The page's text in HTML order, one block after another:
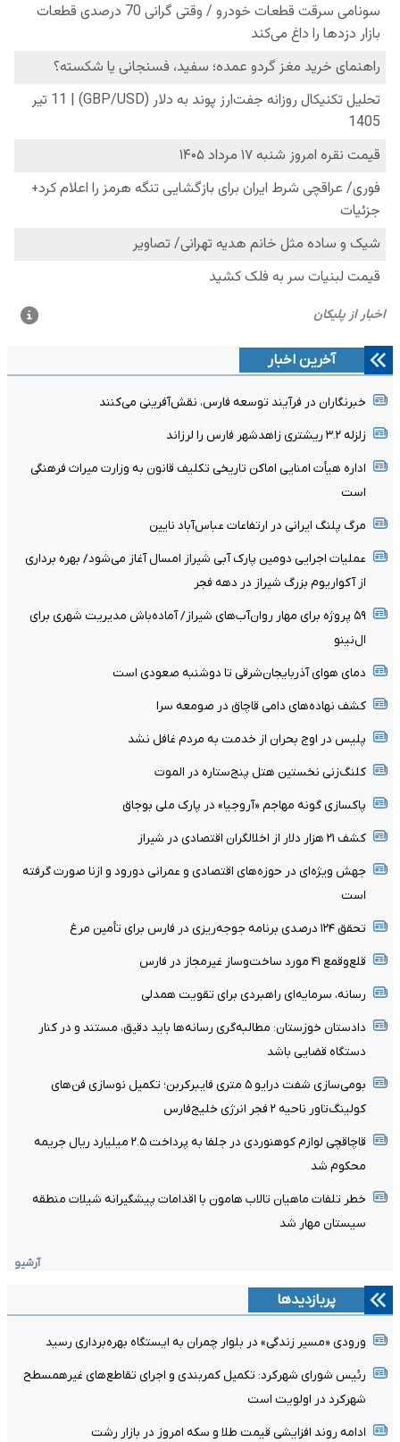
آخرین اخبار
خبرنگاران در فرآیند توسعه فارس، نقش‌آفرینی می‌کنند
زلزله ۳.۲ ریشتری زاهدشهر فارس را لرزاند
اداره هیأت امنایی اماکن تاریخی تکلیف قانون به وزارت میراث فرهنگی
است
مرگ پلنگ ایرانی در ارتفاعات عباس‌آباد نایین
عملیات اجرایی دومین پارک آبی شیراز امسال آغاز می‌شود/ بهره برداری
از آکواریوم بزرگ شیراز در دهه فجر
۵۹ پروژه برای مهار روان‌آب‌های شیراز/ آماده‌باش مدیریت شهری برای
ال‌نینو
دمای هوای آذربایجان‌شرقی تا دوشنبه صعودی است
کشف نهاده‌های دامی قاچاق در صومعه سرا
پلیس در اوج بحران از خدمت به مردم غافل نشد
کلنگ‌زنی نخستین هتل پنج‌ستاره در الموت
پاکسازی گونه مهاجم «آروجیا» در پارک ملی بوجاق
کشف ۲۱ هزار دلار از اخلالگران اقتصادی در شیراز
جهش ویژه‌ای در حوزه‌های اقتصادی و عمرانی دورود و ازنا صورت گرفته
است
تحقق ۱۲۴ درصدی برنامه جوجه‌ریزی در فارس برای تأمین مرغ
قلع‌وقمع ۴۱ مورد ساخت‌وساز غیرمجاز در فارس
رسانه، سرمایه‌ای راهبردی برای تقویت همدلی
دادستان خوزستان: مطالبه‌گری رسانه‌ها باید دقیق، مستند و در کنار
دستگاه قضایی باشد
بومی‌سازی شفت درایو ۵ متری فایبرکربن؛ تکمیل نوسازی فن‌های
کولینگ‌تاور ناحیه ۲ فجر انرژی خلیج‌فارس
قاچاقچی لوازم کوهنوردی در جلفا به پرداخت ۲.۵ میلیارد ریال جریمه
محکوم شد
خطر تلفات ماهیان تالاب هامون با اقدامات پیشگیرانه شیلات منطقه
سیستان مهار شد
آرشیو
پربازدیدها
ورودی «مسیر زندگی» در بلوار چمران به ایستگاه بهره‌برداری رسید
رئیس شورای شهرکرد: تکمیل کمربندی و اجرای تقاطع‌های غیرهمسطح
شهرکرد در اولویت است
ادامه روند افزایشی قیمت طلا و سکه امروز در بازار رشت